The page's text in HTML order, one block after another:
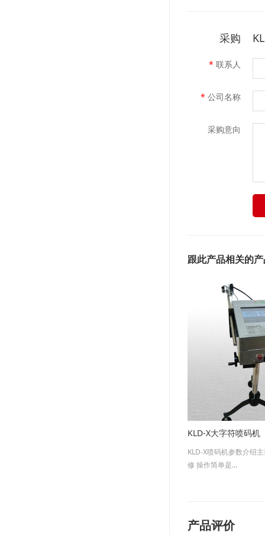
采购
* 联系人
* 公司名称
采购意向
跟此产品相关的
KLD-X大字符喷码机
KLD-X喷码机参数介绍
修 操作简单是...
产品评价